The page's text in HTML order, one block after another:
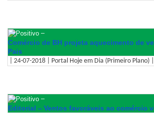
–
Comércio de BH projeta aquecimento de
Pais
| 24-07-2018 | Portal Hoje em Dia (Primeiro Plano)
–
Editorial – Ventos favoráveis ao comércio